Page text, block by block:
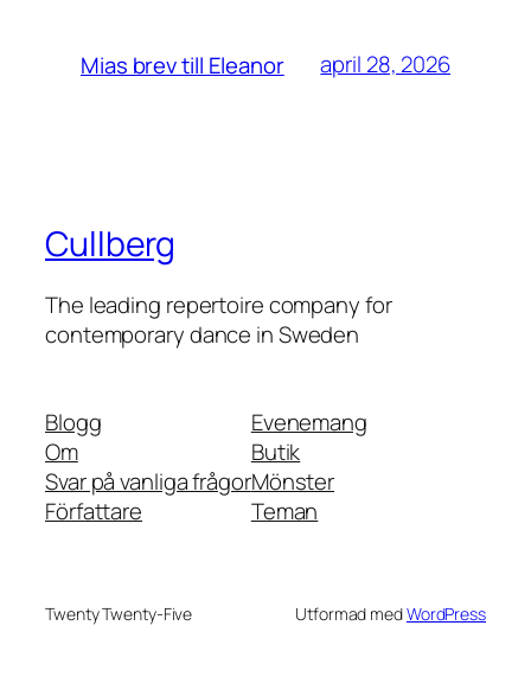
Mias brev till Eleanor april 28, 2026
Cullberg
The leading repertoire company for
contemporary dance in Sweden
Blogg
Om
Svar på vanliga frågor
Författare
Evenemang
Butik
Mönster
Teman
Twenty Twenty-Five Utformad medWordPress